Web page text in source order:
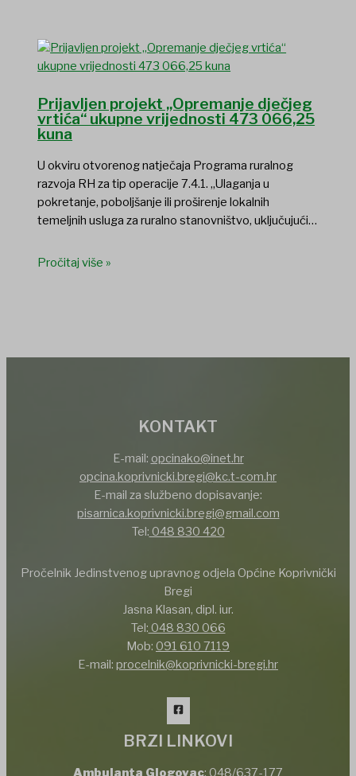
Prijavljen projekt „Opremanje dječjeg
vrtića“ ukupne vrijednosti 473 066,25
kuna
U okviru otvorenog natječaja Programa ruralnog
razvoja RH za tip operacije 7.4.1. „Ulaganja u
pokretanje, poboljšanje ili proširenje lokalnih
temeljnih usluga za ruralno stanovništvo, uključujući…
Pročitaj više »
KONTAKT
E-mail: opcinako@inet.hr
opcina.koprivnicki.bregi@kc.t-com.hr
E-mail za službeno dopisavanje:
pisarnica.koprivnicki.bregi@gmail.com
Tel: 048 830 420
Pročelnik Jedinstvenog upravnog odjela Općine Koprivnički
Bregi
Jasna Klasan, dipl. iur.
Tel: 048 830 066
Mob: 091 610 7119
E-mail: procelnik@koprivnicki-bregi.hr
BRZI LINKOVI
Ambulanta Glogovac: 048/637-177